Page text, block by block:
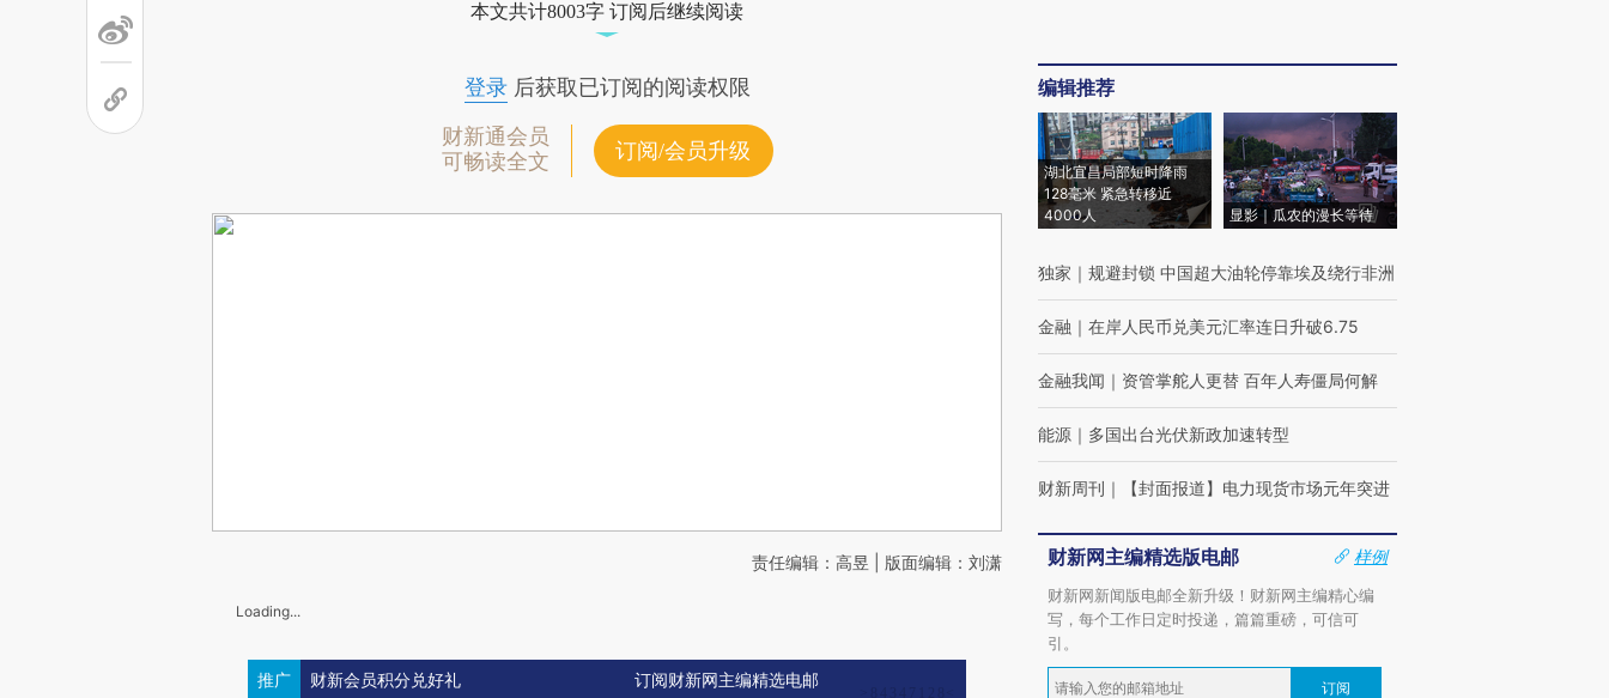
本文共计8003字 订阅后继续阅读
登录后获取已订阅的阅读权限
财新通会员
可畅读全文
订阅/会员升级
责任编辑：高昱 | 版面编辑：刘潇
Loading...
推广 财新会员积分兑好礼 订阅财新网主编精选电邮
编辑推荐
湖北宜昌局部短时降雨
128毫米 紧急转移近
4000人
显影｜瓜农的漫长等待
独家 ｜ 规避封锁 中国超大油轮停靠埃及绕行非洲
金融 ｜ 在岸人民币兑美元汇率连日升破6.75
金融我闻 ｜ 资管掌舵人更替 百年人寿僵局何解
能源 ｜ 多国出台光伏新政加速转型
财新周刊 ｜ 【封面报道】电力现货市场元年突进
财新网主编精选版电邮
样例
财新网新闻版电邮全新升级！财新网主编精心编
写，每个工作日定时投递，篇篇重磅，可信可
引。
订阅